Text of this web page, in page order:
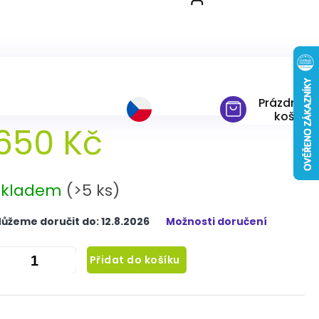
Prázdný
košík
230x200 cm
Kč
(>5 ks)
doručit do:12.8.2026 Možnosti doručení
Přidat do košíku